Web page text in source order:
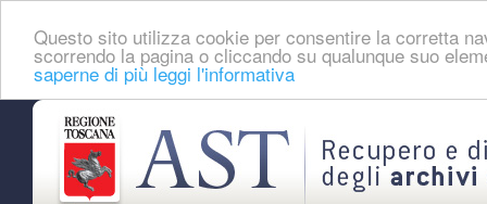
Questo sito utilizza cookie per consentire la corretta
scorrendo la pagina o cliccando su qualunque suo
saperne di più leggi l'informativa